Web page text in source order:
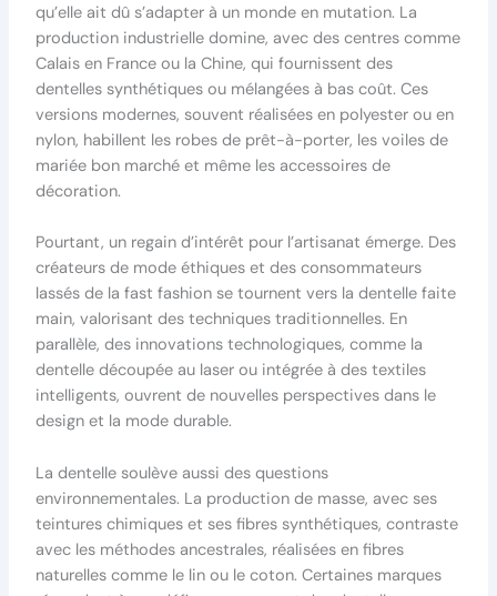
qu’elle ait dû s’adapter à un monde en mutation. La
production industrielle domine, avec des centres comme
Calais en France ou la Chine, qui fournissent des
dentelles synthétiques ou mélangées à bas coût. Ces
versions modernes, souvent réalisées en polyester ou en
nylon, habillent les robes de prêt-à-porter, les voiles de
mariée bon marché et même les accessoires de
décoration.
Pourtant, un regain d’intérêt pour l’artisanat émerge. Des
créateurs de mode éthiques et des consommateurs
lassés de la fast fashion se tournent vers la dentelle faite
main, valorisant des techniques traditionnelles. En
parallèle, des innovations technologiques, comme la
dentelle découpée au laser ou intégrée à des textiles
intelligents, ouvrent de nouvelles perspectives dans le
design et la mode durable.
La dentelle soulève aussi des questions
environnementales. La production de masse, avec ses
teintures chimiques et ses fibres synthétiques, contraste
avec les méthodes ancestrales, réalisées en fibres
naturelles comme le lin ou le coton. Certaines marques